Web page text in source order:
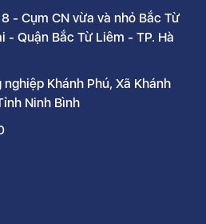
- Cụm CN vừa và nhỏ Bắc Từ
- Quận Bắc Từ Liêm - TP. Hà
Khánh Phú, Xã Khánh
Ninh Bình